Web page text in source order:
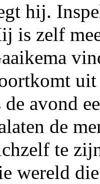
hij.
is zelf
uit
de avond
de
te
wereld